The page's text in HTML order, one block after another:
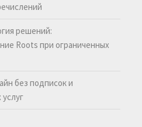
решений:
Roots при ограниченных
без подписок и